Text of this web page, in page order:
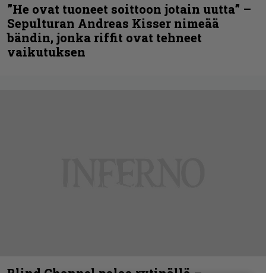
”He ovat tuoneet soittoon jotain uutta” –
Sepulturan Andreas Kisser nimeää
bändin, jonka riffit ovat tehneet
vaikutuksen